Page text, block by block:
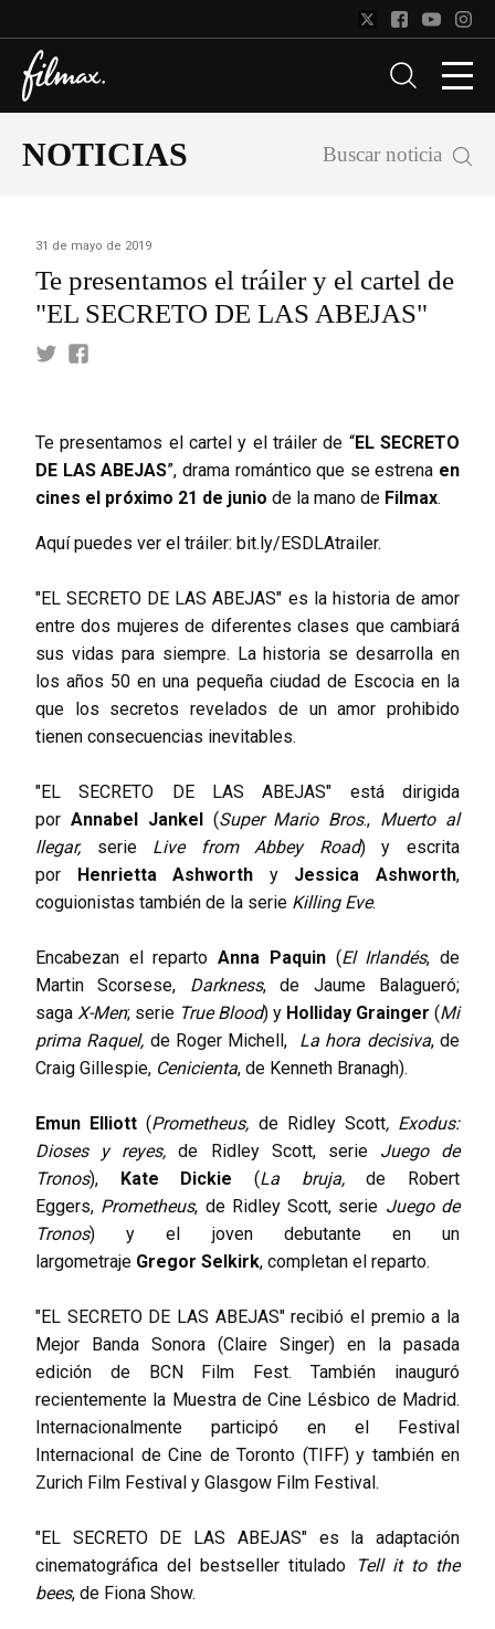
NOTICIAS Buscar noticia
31 de mayo de 2019
Te presentamos el tráiler y el cartel de
"EL SECRETO DE LAS ABEJAS"
Te presentamos el cartel y el tráiler de “EL SECRETO
DE LAS ABEJAS”, drama romántico que se estrena en
cines el próximo 21 de junio de la mano de Filmax.
Aquí puedes ver el tráiler: bit.ly/ESDLAtrailer.
"EL SECRETO DE LAS ABEJAS" es la historia de amor
entre dos mujeres de diferentes clases que cambiará
sus vidas para siempre. La historia se desarrolla en
los años 50 en una pequeña ciudad de Escocia en la
que los secretos revelados de un amor prohibido
tienen consecuencias inevitables.
"EL SECRETO DE LAS ABEJAS" está dirigida
por Annabel Jankel(Super Mario Bros., Muerto al
llegar,serie Live from Abbey Road) y escrita
por Henrietta Ashworth y Jessica Ashworth,
coguionistas también de la serie Killing Eve.
Encabezan el repartoAnna Paquin(El Irlandés, de
Martin Scorsese, Darkness, de Jaume Balagueró;
saga X-Men; serie True Blood) y Holliday Grainger (Mi
prima Raquel, de Roger Michell, La hora decisiva, de
Craig Gillespie, Cenicienta, de Kenneth Branagh).
Emun Elliott (Prometheus, de Ridley Scott, Exodus:
Dioses y reyes, de Ridley Scott, serie Juego de
Tronos), Kate Dickie (La bruja,de Robert
Eggers, Prometheus, de Ridley Scott, serie Juego de
Tronos) y el joven debutante en un
largometraje Gregor Selkirk, completan el reparto.
"EL SECRETO DE LAS ABEJAS" recibió el premio a la
Mejor Banda Sonora (Claire Singer) en la pasada
edición de BCN Film Fest. También inauguró
recientemente la Muestra de Cine Lésbico de Madrid.
Internacionalmente participó en el Festival
Internacional de Cine de Toronto (TIFF) y también en
Zurich Film Festival y Glasgow Film Festival.
"EL SECRETO DE LAS ABEJAS" es la adaptación
cinematográfica del bestseller titulado
Tell it to the
bees, de Fiona Show.